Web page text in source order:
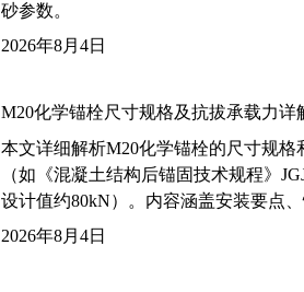
砂参数。
2026年8月4日
M20化学锚栓尺寸规格及抗拔承载力详
本文详细解析M20化学锚栓的尺寸规
（如《混凝土结构后锚固技术规程》
设计值约80kN）。内容涵盖安装要点
2026年8月4日